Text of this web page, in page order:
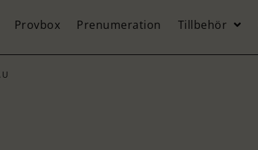
Provbox Prenumeration Tillbehör